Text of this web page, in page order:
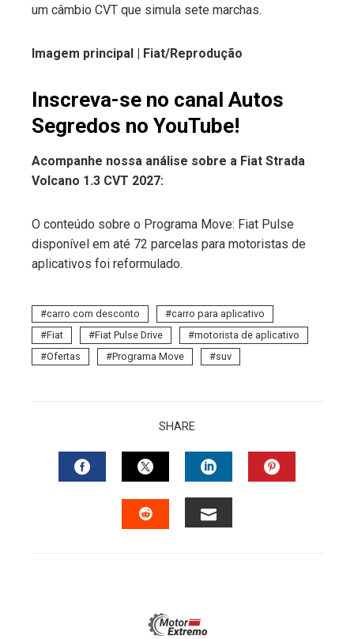
um câmbio CVT que simula sete marchas.
Imagem principal | Fiat/Reprodução
Inscreva-se no canal Autos
Segredos no YouTube!
Acompanhe nossa análise sobre a Fiat Strada
Volcano 1.3 CVT 2027:
O conteúdo sobre o Programa Move: Fiat Pulse
disponível em até 72 parcelas para motoristas de
aplicativos foi reformulado.
carro com desconto
carro para aplicativo
Fiat
Fiat Pulse Drive
motorista de aplicativo
Ofertas
Programa Move suv
SHARE
FACEBOOKTWITTERLINKEDIN